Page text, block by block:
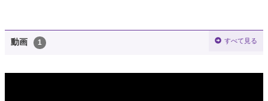
動画 1 すべて見る